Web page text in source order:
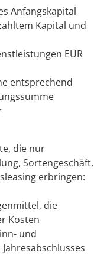
Anfangskapital
Kapital und
EUR
entsprechend
die nur
Sortengeschäft,
erbringen:
die
Kosten
und